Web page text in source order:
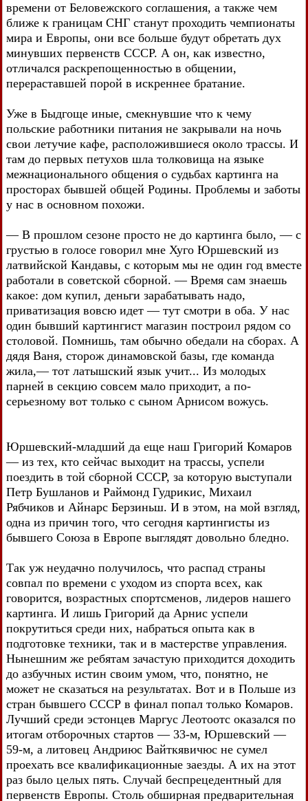
времени от Беловежского соглашения, а также чем
ближе к границам СНГ станут проходить чемпионаты
мира и Европы, они все больше будут обретать дух
минувших первенств СССР. А он, как известно,
отличался раскрепощенностью в общении,
перераставшей порой в искреннее братание.
Уже в Быдгоще иные, смекнувшие что к чему
польские работники питания не закрывали на ночь
свои летучие кафе, расположившиеся около трассы. И
там до первых петухов шла толковища на языке
межнационального общения о судьбах картинга на
просторах бывшей общей Родины. Проблемы и заботы
у нас в основном похожи.
— В прошлом сезоне просто не до картинга было, — с
грустью в голосе говорил мне Хуго Юршевский из
латвийской Кандавы, с которым мы не один год вместе
работали в советской сборной. — Время сам знаешь
какое: дом купил, деньги зарабатывать надо,
приватизация вовсю идет — тут смотри в оба. У нас
один бывший картингист магазин построил рядом со
столовой. Помнишь, там обычно обедали на сборах. А
дядя Ваня, сторож динамовской базы, где команда
жила,— тот латышский язык учит... Из молодых
парней в секцию совсем мало приходит, а по-
серьезному вот только с сыном Арнисом вожусь.
Юршевский-младший да еще наш Григорий Комаров
— из тех, кто сейчас выходит на трассы, успели
поездить в той сборной СССР, за которую выступали
Петр Бушланов и Раймонд Гудрикис, Михаил
Рябчиков и Айнарс Берзиньш. И в этом, на мой взгляд,
одна из причин того, что сегодня картингисты из
бывшего Союза в Европе выглядят довольно бледно.
Так уж неудачно получилось, что распад страны
совпал по времени с уходом из спорта всех, как
говорится, возрастных спортсменов, лидеров нашего
картинга. И лишь Григорий да Арнис успели
покрутиться среди них, набраться опыта как в
подготовке техники, так и в мастерстве управления.
Нынешним же ребятам зачастую приходится доходить
до азбучных истин своим умом, что, понятно, не
может не сказаться на результатах. Вот и в Польше из
стран бывшего СССР в финал попал только Комаров.
Лучший среди эстонцев Маргус Леотоотс оказался по
итогам отборочных стартов — 33-м, Юршевский —
59-м, а литовец Андриюс Вайткявичюс не сумел
проехать все квалификационные заезды. А их на этот
раз было целых пять. Случай беспрецедентный для
первенств Европы. Столь обширная предварительная